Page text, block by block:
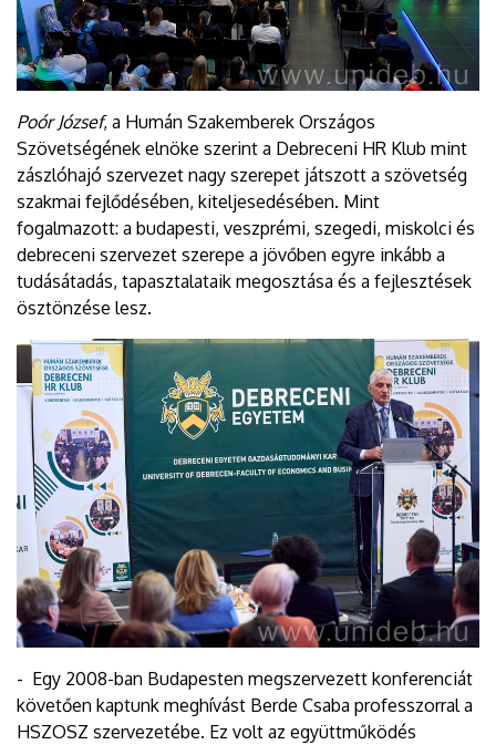
Poór József, a Humán Szakemberek Országos
Szövetségének elnöke szerint a Debreceni HR Klub mint
zászlóhajó szervezet nagy szerepet játszott a szövetség
szakmai fejlődésében, kiteljesedésében. Mint
fogalmazott: a budapesti, veszprémi, szegedi, miskolci és
debreceni szervezet szerepe a jövőben egyre inkább a
tudásátadás, tapasztalataik megosztása és a fejlesztések
ösztönzése lesz.
- Egy 2008-ban Budapesten megszervezett konferenciát
követően kaptunk meghívást Berde Csaba professzorral a
HSZOSZ szervezetébe. Ez volt az együttműködés